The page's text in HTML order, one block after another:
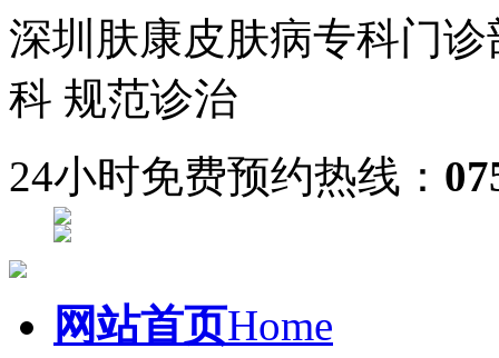
深圳肤康皮肤病专科门诊
科 规范诊治
24小时免费预约热线：
网站首页Home